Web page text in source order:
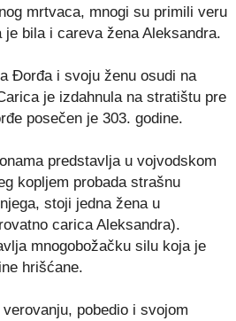
mrtvaca, mnogi su primili veru
bila i careva žena Aleksandra.
Đorđa i svoju ženu osudi na
je izdahnula na stratištu pre
posečen je 303. godine.
predstavlja u vojvodskom
kopljem probada strašnu
stoji jedna žena u
carica Aleksandra).
mnogobožačku silu koja je
hrišćane.
pobedio i svojom